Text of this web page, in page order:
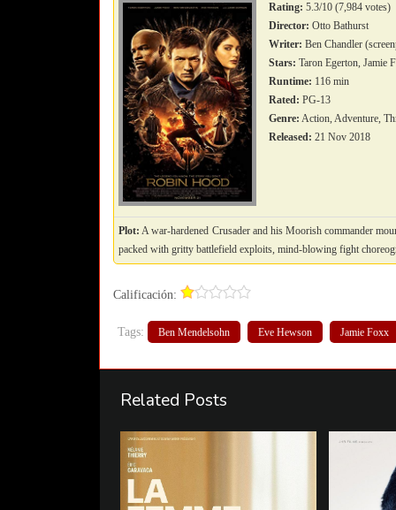
Rating: 5.3/10 (7,984 votes)
Director: Otto Bathurst
Writer: Ben Chandler
Stars: Taron Egerton, Jamie
Runtime: 116 min
Rated: PG-13
Genre: Action, Adventure,
Released: 21 Nov 2018
Plot: A war-hardened Crusader and his Moorish commander
packed with gritty battlefield exploits, mind-blowing fight
Calificación:
Tags: Ben Mendelsohn Eve Hewson Jamie Foxx
Related Posts